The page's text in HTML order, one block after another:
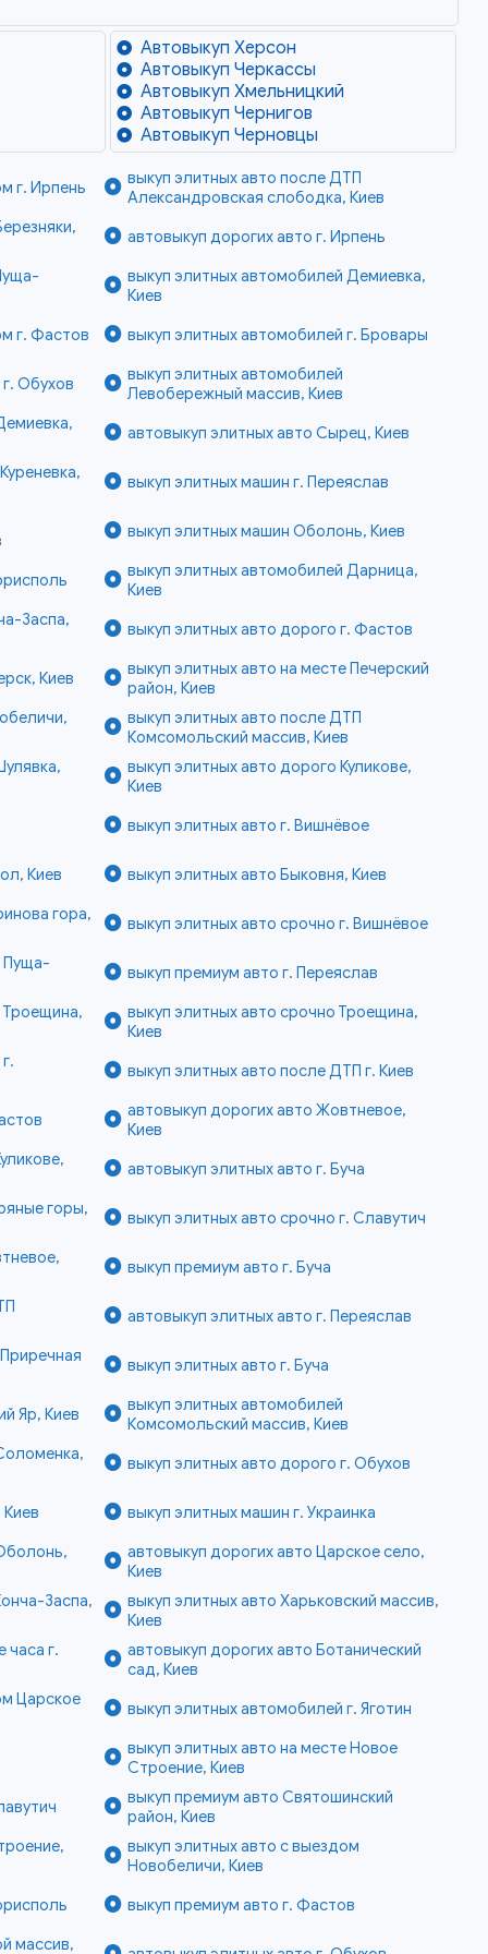
Автовыкуп Херсон
Автовыкуп Черкассы
Автовыкуп Хмельницкий
Автовыкуп Чернигов
Автовыкуп Черновцы
г. Ирпень
выкуп элитных авто после ДТП
Александровская слободка, Киев
автовыкуп дорогих авто г. Ирпень
выкуп элитных автомобилей Демиевка,
Киев
г. Фастов
выкуп элитных автомобилей г. Бровары
Обухов
выкуп элитных автомобилей
Левобережный массив, Киев
автовыкуп элитных авто Сырец, Киев
выкуп элитных машин г. Переяслав
выкуп элитных машин Оболонь, Киев
выкуп элитных автомобилей Дарница,
Киев
Заспа,
выкуп элитных авто дорого г. Фастов
Киев
выкуп элитных авто на месте Печерский
район, Киев
выкуп элитных авто после ДТП
Комсомольский массив, Киев
выкуп элитных авто дорого Куликове,
Киев
выкуп элитных авто г. Вишнёвое
Киев
выкуп элитных авто Быковня, Киев
гора,
выкуп элитных авто срочно г. Вишнёвое
Пуща-
выкуп премиум авто г. Переяслав
Троещина,
выкуп элитных авто срочно Троещина,
Киев
выкуп элитных авто после ДТП г. Киев
автовыкуп дорогих авто Жовтневое,
Киев
автовыкуп элитных авто г. Буча
горы,
выкуп элитных авто срочно г. Славутич
выкуп премиум авто г. Буча
автовыкуп элитных авто г. Переяслав
выкуп элитных авто г. Буча
Яр, Киев
выкуп элитных автомобилей
Комсомольский массив, Киев
выкуп элитных авто дорого г. Обухов
выкуп элитных машин г. Украинка
автовыкуп дорогих авто Царское село,
Киев
Заспа,
выкуп элитных авто Харьковский массив,
Киев
часа г.
автовыкуп дорогих авто Ботанический
сад, Киев
Царское
выкуп элитных автомобилей г. Яготин
выкуп элитных авто на месте Новое
Строение, Киев
выкуп премиум авто Святошинский
район, Киев
выкуп элитных авто с выездом
Новобеличи, Киев
выкуп премиум авто г. Фастов
массив,